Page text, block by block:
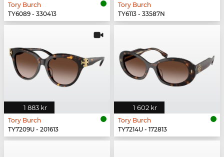
Tory Burch
TY6089 - 330413
Tory Burch
TY6113 - 33587N
1 883 kr
Tory Burch
TY7209U - 201613
1 602 kr
Tory Burch
TY7214U - 172813